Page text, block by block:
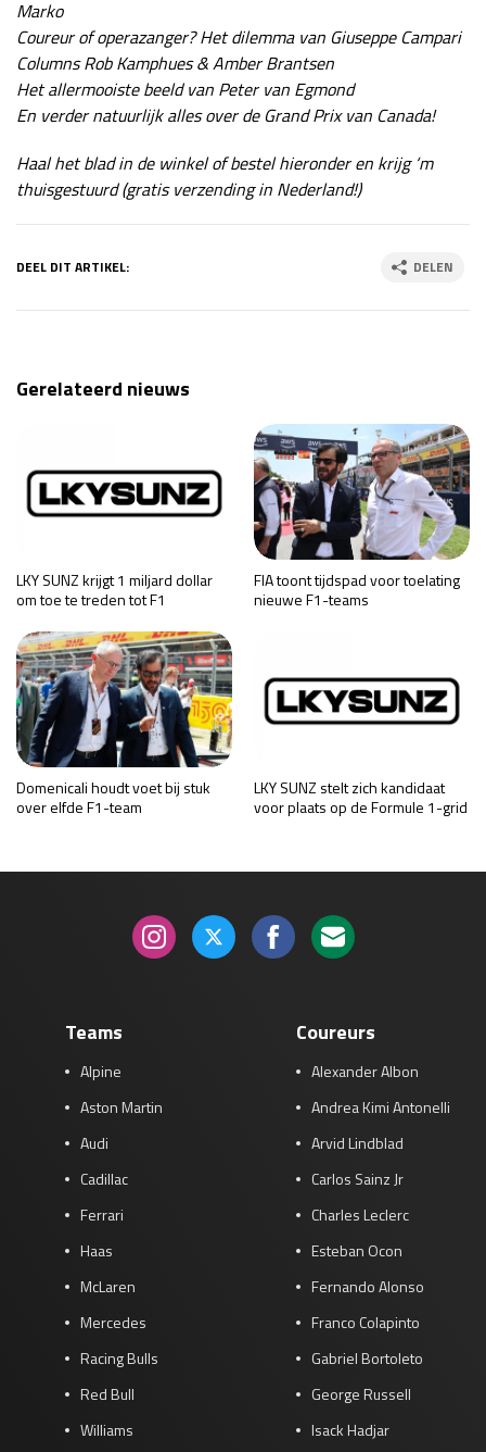
Marko
Coureur of operazanger? Het dilemma van Giuseppe Campari
Columns Rob Kamphues & Amber Brantsen
Het allermooiste beeld van Peter van Egmond
En verder natuurlijk alles over de Grand Prix van Canada!
Haal het blad in de winkel of bestel hieronder en krijg ‘m
thuisgestuurd (gratis verzending in Nederland!)
DEEL DIT ARTIKEL: DELEN
Gerelateerd nieuws
LKY SUNZ krijgt 1 miljard dollar
om toe te treden tot F1
FIA toont tijdspad voor toelating
nieuwe F1-teams
Domenicali houdt voet bij stuk
over elfde F1-team
LKY SUNZ stelt zich kandidaat
voor plaats op de Formule 1-grid
Teams
Alpine
Aston Martin
Audi
Cadillac
Ferrari
Haas
McLaren
Mercedes
Racing Bulls
Red Bull
Williams
Coureurs
Alexander Albon
Andrea Kimi Antonelli
Arvid Lindblad
Carlos Sainz Jr
Charles Leclerc
Esteban Ocon
Fernando Alonso
Franco Colapinto
Gabriel Bortoleto
George Russell
Isack Hadjar